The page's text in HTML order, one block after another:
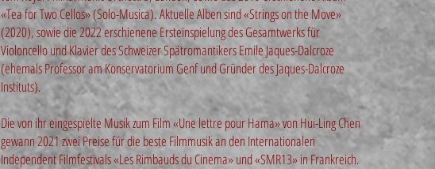
«Tea for Two Cellos» (Solo-Musica). Aktuelle Alben sind «Strings on the Move»
(2020), sowie die 2022 erschienene Ersteinspielung des Gesamtwerks für
Violoncello und Klavier des Schweizer Spätromantikers Emile Jaques-Dalcroze
(ehemals Professor am Konservatorium Genf und Gründer des Jaques-Dalcroze
Instituts).
Die von ihr eingespielte Musik zum Film «Une lettre pour Hama» von Hui-Ling Chen
gewann 2021 zwei Preise für die beste Filmmusik an den Internationalen
Independent Filmfestivals «Les Rimbauds du Cinema» und «SMR13» in Frankreich.